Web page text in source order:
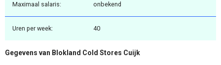
Maximaal salaris: onbekend
Uren per week: 40
Gegevens van Blokland Cold Stores Cuijk